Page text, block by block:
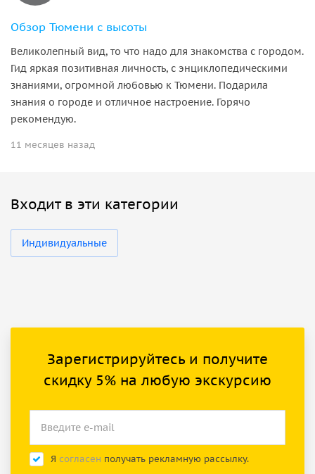
Обзор Тюмени с высоты
Великолепный вид, то что надо для знакомства с городом.
Гид яркая позитивная личность, с энциклопедическими
знаниями, огромной любовью к Тюмени. Подарила
знания о городе и отличное настроение. Горячо
рекомендую.
11 месяцев назад
Входит в эти категории
Индивидуальные
Зарегистрируйтесь и получите
скидку 5% на любую экскурсию
Я согласен получать рекламную рассылку.